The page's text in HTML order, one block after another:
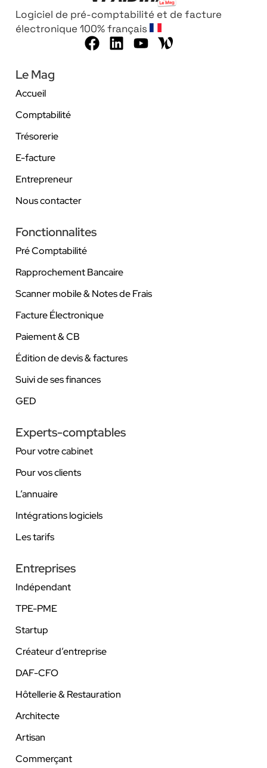
Logiciel de pré-comptabilité et de facture
électronique 100% français
Le Mag
Accueil
Comptabilité
Trésorerie
E-facture
Entrepreneur
Nous contacter
Fonctionnalites
Pré Comptabilité
Rapprochement Bancaire
Scanner mobile & Notes de Frais
Facture Électronique
Paiement & CB
Édition de devis & factures
Suivi de ses finances
GED
Experts-comptables
Pour votre cabinet
Pour vos clients
L’annuaire
Intégrations logiciels
Les tarifs
Entreprises
Indépendant
TPE-PME
Startup
Créateur d’entreprise
DAF-CFO
Hôtellerie & Restauration
Architecte
Artisan
Commerçant